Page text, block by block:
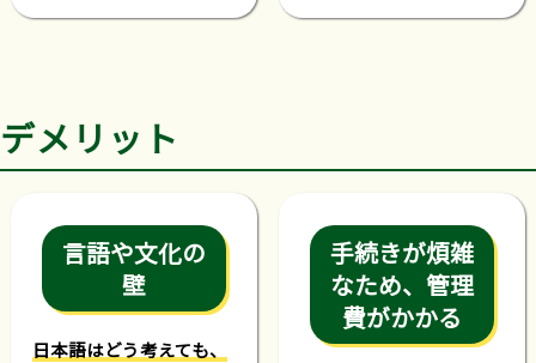
デメリット
言語や文化の
壁
日本語はどう考えても、
手続きが煩雑
なため、管理
費がかかる